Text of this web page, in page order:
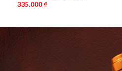
335.000₫